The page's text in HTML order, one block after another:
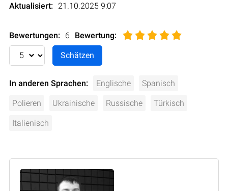
Aktualisiert: 21.10.2025 9:07
Bewertungen: 6 Bewertung:
In anderen Sprachen: Englische Spanisch
Polieren Ukrainische Russische Türkisch
Italienisch